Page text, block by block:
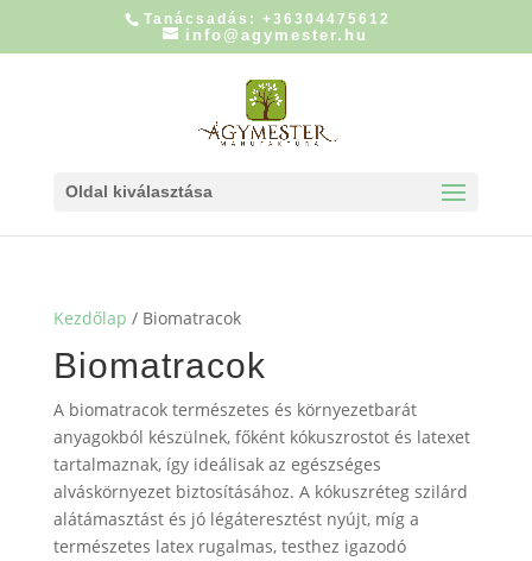
Tanácsadás: +36304475612
info@agymester.hu
Oldal kiválasztása
Kezdőlap / Biomatracok
Biomatracok
A biomatracok természetes és környezetbarát
anyagokból készülnek, főként kókuszrostot és latexet
tartalmaznak, így ideálisak az egészséges
alváskörnyezet biztosításához. A kókuszréteg szilárd
alátámasztást és jó légáteresztést nyújt, míg a
természetes latex rugalmas, testhez igazodó